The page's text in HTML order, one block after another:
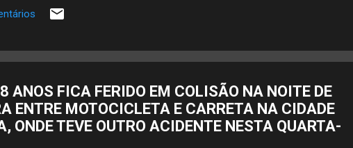
ANOS FICA FERIDO EM COLISÃO NA NOITE DE
ENTRE MOTOCICLETA E CARRETA NA CIDADE
ONDE TEVE OUTRO ACIDENTE NESTA QUARTA-